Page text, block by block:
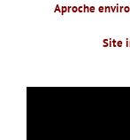
Aproche
Site